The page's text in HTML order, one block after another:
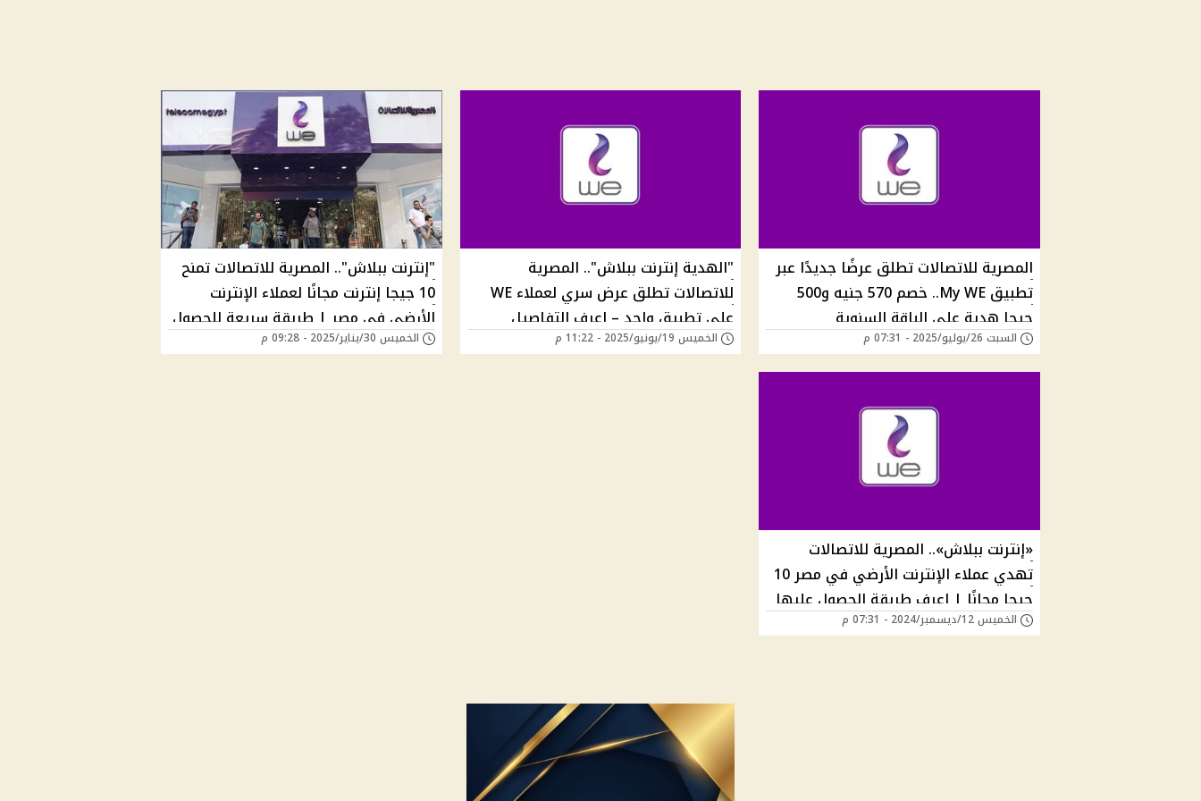
المصرية للاتصالات تطلق عرضًا جديدًا عبر
تطبيق My WE.. خصم 570 جنيه و500
جيجا هدية على الباقة السنوية
السبت 26/يوليو/2025 - 07:31 م
"الهدية إنترنت ببلاش".. المصرية
للاتصالات تطلق عرض سري لعملاء WE
على تطبيق واحد – اعرف التفاصيل
بسرعة
الخميس 19/يونيو/2025 - 11:22 م
"إنترنت ببلاش".. المصرية للاتصالات تمنح
10 جيجا إنترنت مجانًا لعملاء الإنترنت
الأرضي في مصر | طريقة سريعة للحصول
على العرض الحصري فورًا
الخميس 30/يناير/2025 - 09:28 م
«إنترنت ببلاش».. المصرية للاتصالات
تهدي عملاء الإنترنت الأرضي في مصر 10
جيجا مجانًا | اعرف طريقة الحصول عليها
فورًاالخميس 12/ديسمبر/2024 - 07:31 م